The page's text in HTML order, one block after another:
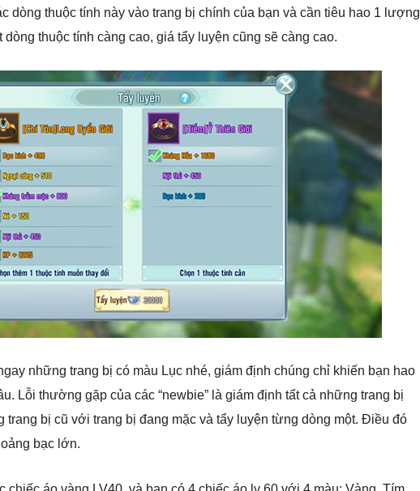
dòng thuộc tính này vào trang bị chính của bạn và cần tiêu hao 1 lượng
dòng thuộc tính càng cao, giá tẩy luyện cũng sẽ càng cao.
những trang bị có màu Lục nhé, giám định chúng chỉ khiến bạn hao
Lỗi thường gặp của các “newbie” là giám định tất cả những trang bị
trang bị cũ với trang bị đang mặc và tẩy luyện từng dòng một. Điều đó
bạc lớn.